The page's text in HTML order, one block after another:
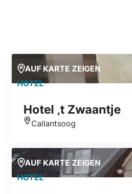
AUF KARTE ZEIGEN
HOTEL
Hotel ‚t Zwaantje
Callantsoog
AUF KARTE ZEIGEN
HOTEL